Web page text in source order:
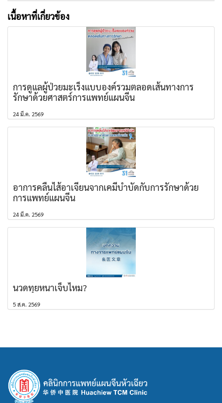
เนื้อหาที่เกี่ยวข้อง
การดูแลผู้ป่วยมะเร็งแบบองค์รวมตลอดเส้นทางการ
รักษาด้วยศาสตร์การแพทย์แผนจีน
24 มี.ค. 2569
อาการคลื่นไส้อาเจียนจากเคมีบำบัดกับการรักษาด้วย
การแพทย์แผนจีน
24 มี.ค. 2569
นวดทุยหนาเจ็บไหม?
5 ส.ค. 2569